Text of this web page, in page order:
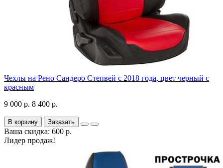
Чехлы на Рено Сандеро Степвей с 2018 года, цвет черный с
красным
9 000 р. 8 400 р.
В корзину Заказать
Ваша скидка: 600 р.
Лидер продаж!